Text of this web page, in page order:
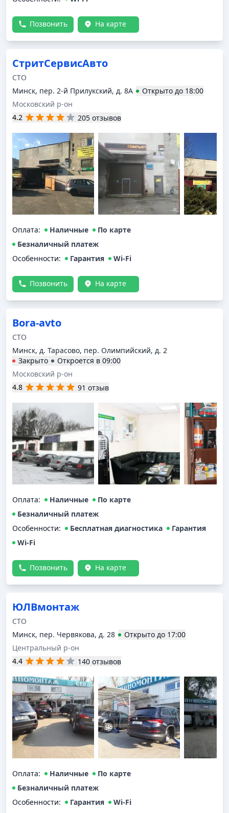
Позвонить На карте
СтритСервисАвто
СТО
Минск, пер. 2-й Прилукский, д. 8А
Открыто до 18:00
Московский р-он
4.2
205 отзывов
Оплата: Наличные
По карте
Безналичный платеж
Особенности:
Гарантия Wi-Fi
Позвонить На карте
Bora-avto
СТО
Минск, д. Тарасово, пер. Олимпийский, д. 2
Закрыто
Откроется в 09:00
Московский р-он
4.8
91 отзыв
Оплата: Наличные
По карте
Безналичный платеж
Особенности:
Бесплатная диагностика
Гарантия
Wi-Fi
Позвонить На карте
ЮЛВмонтаж
СТО
Минск, пер. Червякова, д. 28
Открыто до 17:00
Центральный р-он
4.4
140 отзывов
Оплата: Наличные
По карте
Безналичный платеж
Особенности:
Гарантия Wi-Fi